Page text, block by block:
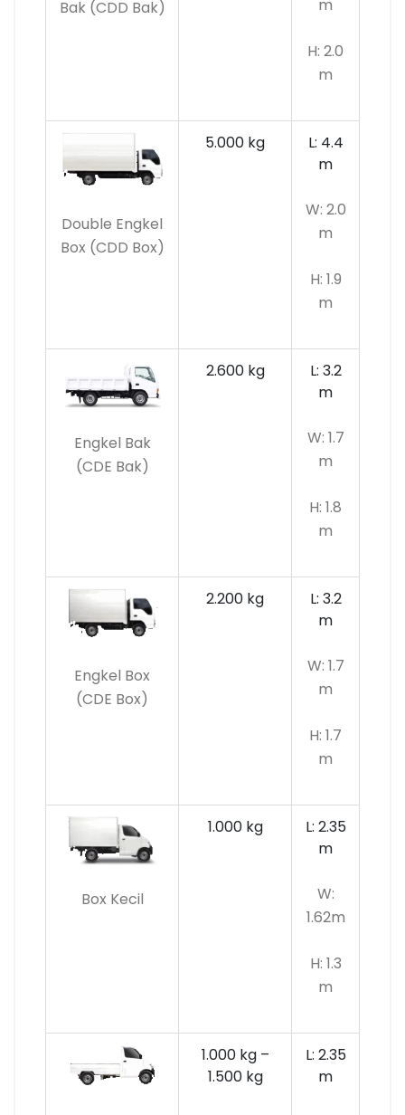
Bak (CDD Bak)
m
H: 2.0
m
Double Engkel
Box (CDD Box)
5.000 kg
L: 4.4
m
W: 2.0
m
H: 1.9
m
Engkel Bak
(CDE Bak)
2.600 kg
L: 3.2
m
W: 1.7
m
H: 1.8
m
Engkel Box
(CDE Box)
2.200 kg
L: 3.2
m
W: 1.7
m
H: 1.7
m
Box Kecil
1.000 kg
L: 2.35
m
W:
1.62m
H: 1.3
m
1.000 kg –
1.500 kg
L: 2.35
m